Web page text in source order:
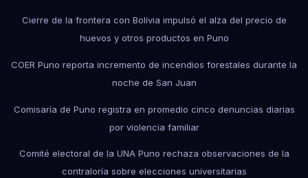
Cierre de la frontera con Bolivia impulsó el alza del precio de
huevos y otros productos en Puno
COER Puno reporta incremento de incendios forestales durante la
noche de San Juan
Comisaría de Puno registra en promedio cinco denuncias diarias
por violencia familiar
Comité electoral de la UNA Puno rechaza observaciones de la
contraloría sobre elecciones universitarias